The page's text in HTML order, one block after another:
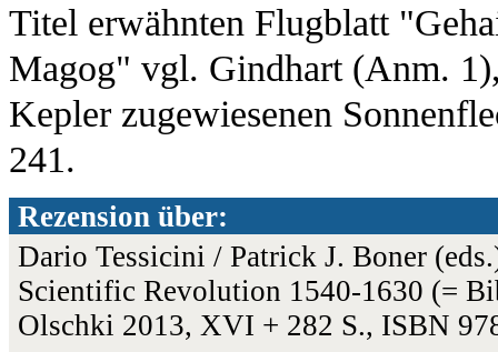
Titel erwähnten Flugblatt
Magog" vgl. Gindhart (Anm.
Kepler zugewiesenen
241.
Rezension über:
Dario Tessicini / Patrick J. Boner
Scientific Revolution 1540-1630 (=
Olschki 2013, XVI + 282 S., ISBN